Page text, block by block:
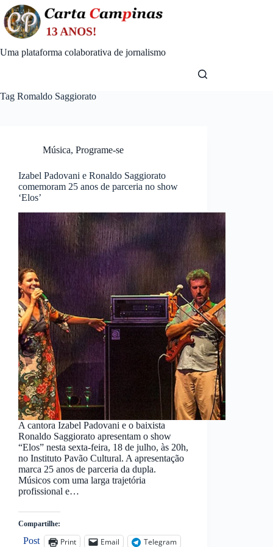
Skip
to
content
Uma plataforma colaborativa de jornalismo
Tag Romaldo Saggiorato
Música, Programe-se
Izabel Padovani e Ronaldo Saggiorato
comemoram 25 anos de parceria no show
‘Elos’
A cantora Izabel Padovani e o baixista
Ronaldo Saggiorato apresentam o show
“Elos” nesta sexta-feira, 18 de julho, às 20h,
no Instituto Pavão Cultural. A apresentação
marca 25 anos de parceria da dupla.
Músicos com uma larga trajetória
profissional e…
Compartilhe:
Post Print Email Telegram